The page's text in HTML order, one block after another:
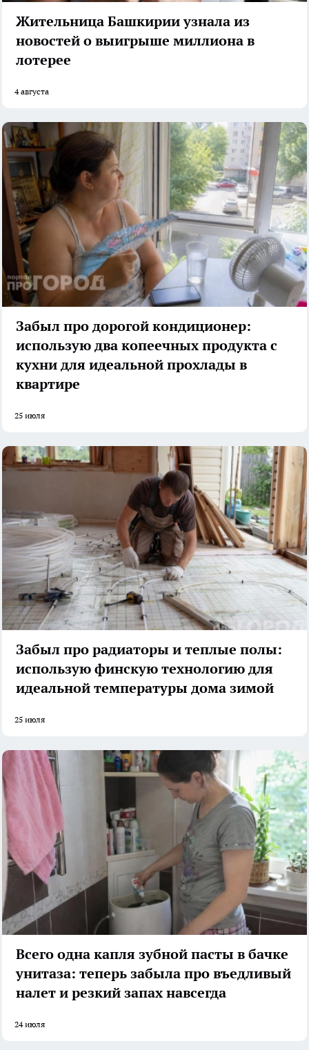
Жительница Башкирии узнала из
новостей о выигрыше миллиона в
лотерее
4 августа
Забыл про дорогой кондиционер:
использую два копеечных продукта с
кухни для идеальной прохлады в
квартире
25 июля
Забыл про радиаторы и теплые полы:
использую финскую технологию для
идеальной температуры дома зимой
25 июля
Всего одна капля зубной пасты в бачке
унитаза: теперь забыла про въедливый
налет и резкий запах навсегда
24 июля